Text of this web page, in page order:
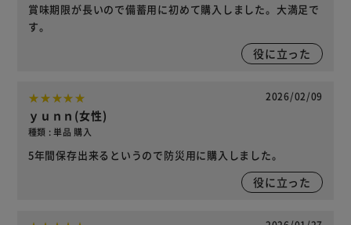
賞味期限が長いので備蓄用に初めて購入しました。大満足で
す。
役に立った
2026/02/09
ｙｕｎｎ(女性)
種類 : 単品 購入
5年間保存出来るというので防災用に購入しました。
役に立った